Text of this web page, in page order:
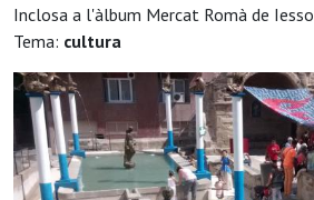
Inclosa a l'àlbum Mercat Romà de Iesso
Tema: cultura